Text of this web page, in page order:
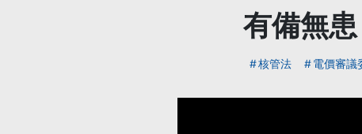
有備無患
核管法 電價審議